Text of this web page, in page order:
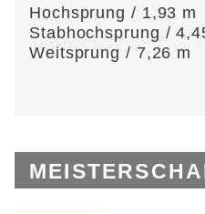
Hochsprung / 1,93 m
Stabhochsprung /
Weitsprung / 7,26 m